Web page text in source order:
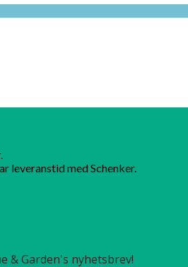
leveranstid med Schenker.